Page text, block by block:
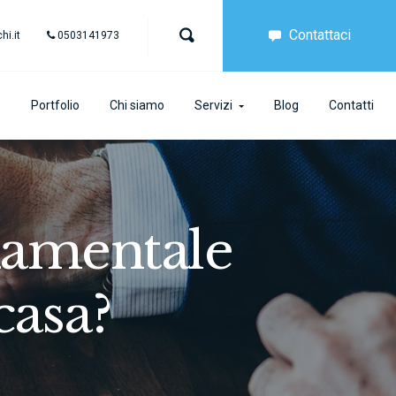
0503141973 Contattaci
Portfolio Chi siamo Servizi Blog Contatti